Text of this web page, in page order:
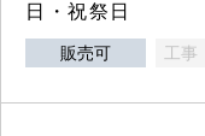
日・祝祭日
販売可 工事